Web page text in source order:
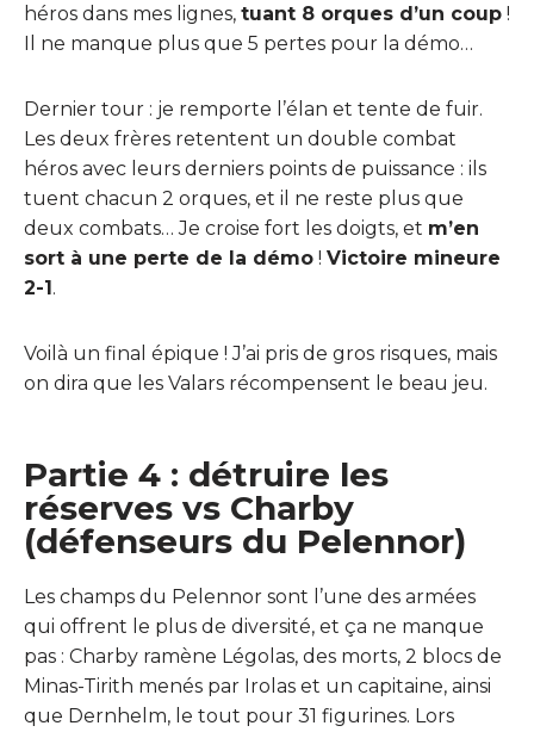
héros dans mes lignes, tuant 8 orques d’un coup !
Il ne manque plus que 5 pertes pour la démo…
Dernier tour : je remporte l’élan et tente de fuir.
Les deux frères retentent un double combat
héros avec leurs derniers points de puissance : ils
tuent chacun 2 orques, et il ne reste plus que
deux combats… Je croise fort les doigts, et m’en
sort à une perte de la démo ! Victoire mineure
2-1.
Voilà un final épique ! J’ai pris de gros risques, mais
on dira que les Valars récompensent le beau jeu.
Partie 4 : détruire les
réserves vs Charby
(défenseurs du Pelennor)
Les champs du Pelennor sont l’une des armées
qui offrent le plus de diversité, et ça ne manque
pas : Charby ramène Légolas, des morts, 2 blocs de
Minas-Tirith menés par Irolas et un capitaine, ainsi
que Dernhelm, le tout pour 31 figurines. Lors